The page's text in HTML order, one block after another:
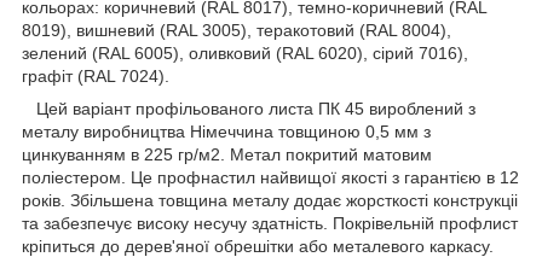
кольорах: коричневий (RAL 8017), темно-коричневий (RAL
8019), вишневий (RAL 3005), теракотовий (RAL 8004),
зелений (RAL 6005), оливковий (RAL 6020), сірий 7016),
графіт (RAL 7024).
Цей варіант профільованого листа ПК 45 вироблений з
металу виробництва Німеччина товщиною 0,5 мм з
цинкуванням в 225 гр/м2. Метал покритий матовим
поліестером. Це профнастил найвищої якості з гарантією в 12
років. Збільшена товщина металу додає жорсткості конструкціі
та забезпечує високу несучу здатність. Покрівельній профлист
кріпиться до дерев'яної обрешітки або металевого каркасу.